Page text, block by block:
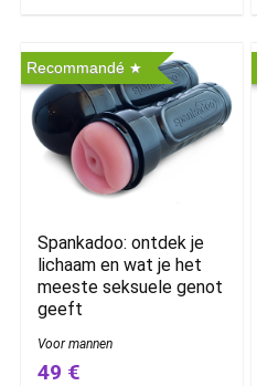
Recommandé
Spankadoo: ontdek je
lichaam en wat je het
meeste seksuele genot
geeft
Voor mannen
49 €